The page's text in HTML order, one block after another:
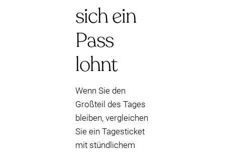
sich ein
Pass
lohnt
Wenn Sie den
Großteil des Tages
bleiben, vergleichen
Sie ein Tagesticket
mit stündlichem